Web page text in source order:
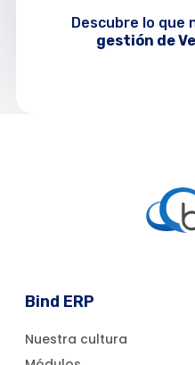
Descubre lo que
gestión de
Bind ERP
Nuestra cultura